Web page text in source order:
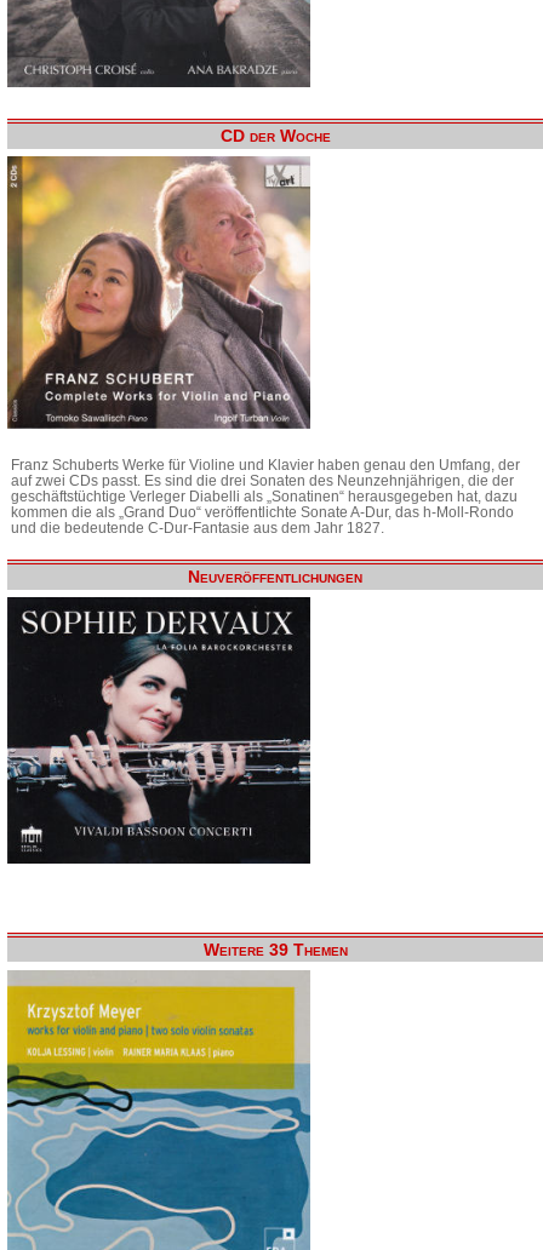
CD der Woche
Franz Schuberts Werke für Violine und Klavier haben genau den Umfang, der
auf zwei CDs passt. Es sind die drei Sonaten des Neunzehnjährigen, die der
geschäftstüchtige Verleger Diabelli als „Sonatinen“ herausgegeben hat, dazu
kommen die als „Grand Duo“ veröffentlichte Sonate A-Dur, das h-Moll-Rondo
und die bedeutende C-Dur-Fantasie aus dem Jahr 1827.
Neuveröffentlichungen
Weitere 39 Themen